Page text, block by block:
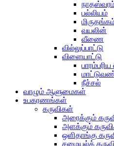
பல்லியம்
வயலின்
வீணை
வில்லுப்பாட்டு
விளையாட்டு
நீச்சல்
வாழும் ஆளுமைகள்
உபகரணங்கள்
கருவிகள்
அரைக்கும்
அளக்கும்
ஒளிதாங்கு
சமையல்க்